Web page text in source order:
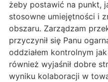
żeby postawić na punkt,
stosowne umiejętności i
obszaru. Zarządzam
przyczynił się Panu
oddziałem kontrolnym
również wyjaśnił dobre
wyniku kolaboracji w